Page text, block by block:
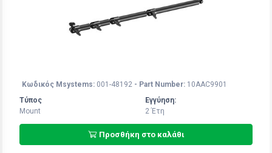
Κωδικός Msystems: 001-48192 - Part Number: 10AAC9901
Τύπος
Mount
Εγγύηση:
2 Έτη
Προσθήκη στο καλάθι